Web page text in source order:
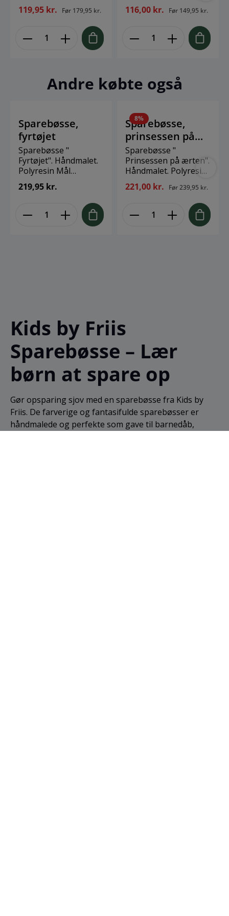
med erindringer fra
bedsteforældrenes liv.
Bedsteforældrene
kan fortælle om deres
liv og dejlige stunder
tegninger og dejlige
billeder. En dejlig og
119,95 kr. Før 179,95 kr.
cm. Vægt. 50 gr.
116,00 kr. Før 149,95 kr.
Andre købte også
Sparebøsse,
fyrtøjet
Sparebøsse "
Fyrtøjet". Håndmalet.
Polyresin Mål
17*10*9 cm. Vægt 150
gr.
219,95 kr.
8%
Sparebøsse,
prinsessen på
ærten
Sparebøsse "
Prinsessen på ærten".
Håndmalet. Polyresin
Mål 15*14*7,5 cm.
Vægt 525 gr.
221,00 kr. Før239,95 kr.
Kids by Friis
Sparebøsse – Lær
børn at spare op
Gør opsparing sjov med en sparebøsse fra Kids by
Friis. De farverige og fantasifulde sparebøsser er
håndmalede og perfekte som gave til barnedåb,